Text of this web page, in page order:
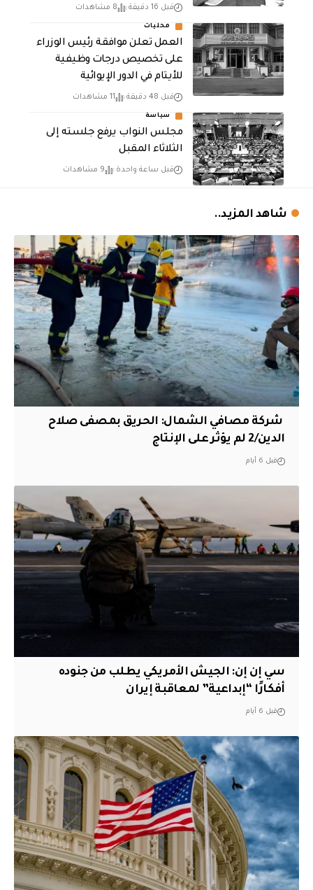
قبل 16 دقيقة 8 مشاهدات
محليات
العمل تعلن موافقة رئيس الوزراء
على تخصيص درجات وظيفية
للأيتام في الدور الإيوائية
قبل 48 دقيقة 11 مشاهدات
سياسة
مجلس النواب يرفع جلسته إلى
الثلاثاء المقبل
قبل ساعة واحدة 9 مشاهدات
شاهد المزيد..
‏ شركة مصافي الشمال: الحريق بمصفى صلاح
الدين/2 لم يؤثر على الإنتاج
قبل 6 أيام
سي إن إن: الجيش الأمريكي يطلب من جنوده
أفكارًا “إبداعية” لمعاقبة إيران
قبل 6 أيام